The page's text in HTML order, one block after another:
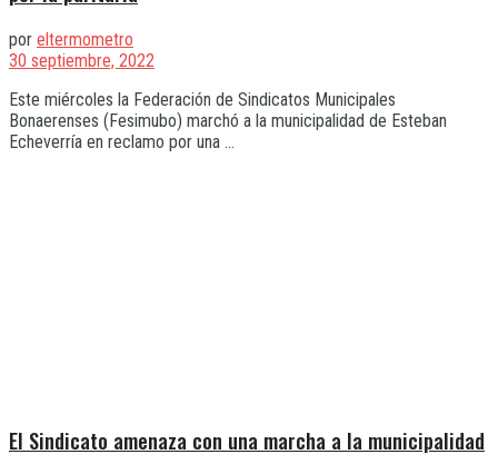
por eltermometro
30 septiembre, 2022
Este miércoles la Federación de Sindicatos Municipales
Bonaerenses (Fesimubo) marchó a la municipalidad de Esteban
Echeverría en reclamo por una ...
El Sindicato amenaza con una marcha a la municipalidad